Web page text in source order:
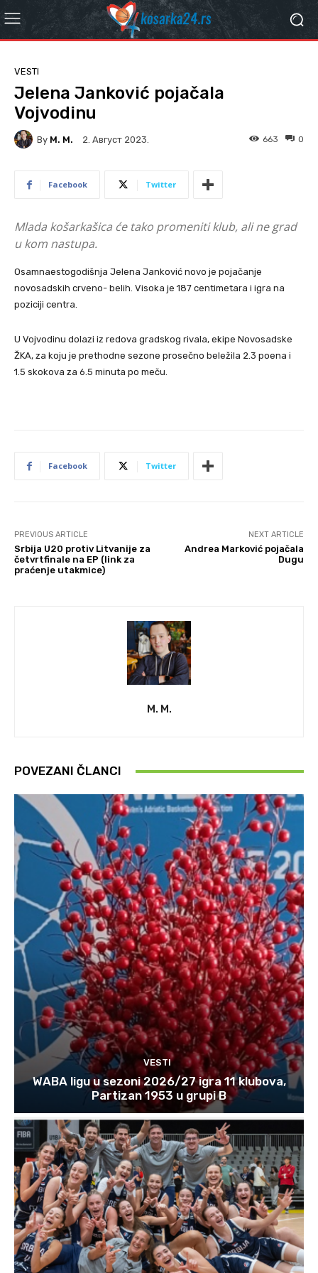
VESTI
Jelena Janković pojačala
Vojvodinu
By M. M. 2. Август 2023. 0
663
Facebook Twitter
Mlada košarkašica će tako promeniti klub, ali ne grad
u kom nastupa.
Osamnaestogodišnja Jelena Janković novo je pojačanje
novosadskih crveno- belih. Visoka je 187 centimetara i igra na
poziciji centra.
U Vojvodinu dolazi iz redova gradskog rivala, ekipe Novosadske
ŽKA, za koju je prethodne sezone prosečno beležila 2.3 poena i
1.5 skokova za 6.5 minuta po meču.
Facebook Twitter
PREVIOUS ARTICLE
Srbija U20 protiv Litvanije za
četvrtfinale na EP (link za
praćenje utakmice)
NEXT ARTICLE
Andrea Marković pojačala
Dugu
M. M.
POVEZANI ČLANCI
VESTI
WABA ligu u sezoni 2026/27 igra 11 klubova,
Partizan 1953 u grupi B